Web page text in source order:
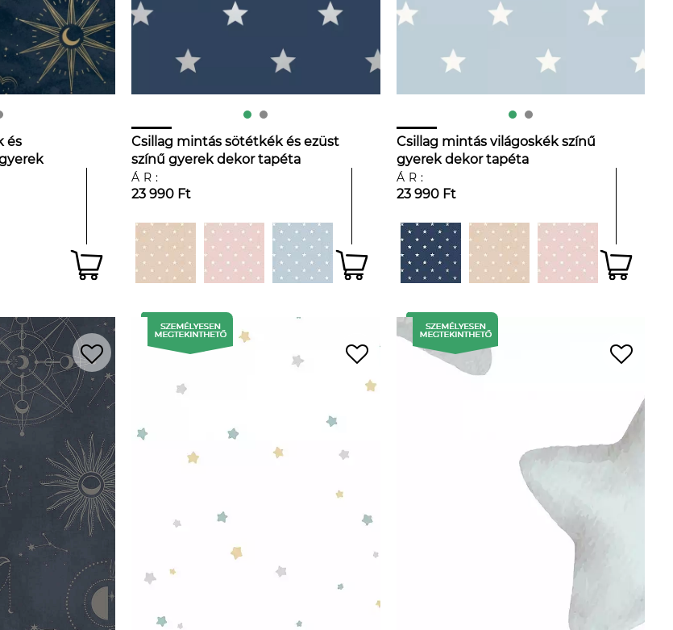
és
Csillag mintás sötétkék és ezüst
színű gyerek dekor tapéta
ÁR:
23 990 Ft
Csillag mintás világoskék színű
gyerek dekor tapéta
ÁR:
23 990 Ft